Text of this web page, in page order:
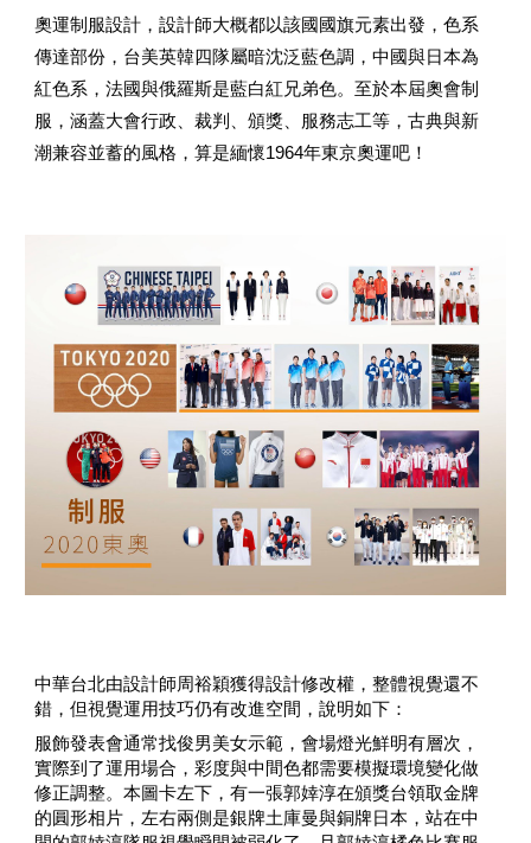
奧運制服設計，設計師大概都以該國國旗元素出發，色系
傳達部份，台美英韓四隊屬暗沈泛藍色調，中國與日本為
紅色系，法國與俄羅斯是藍白紅兄弟色。至於本屆奧會制
服，涵蓋大會行政、裁判、頒獎、服務志工等，古典與新
潮兼容並蓄的風格，算是緬懷1964年東京奧運吧！
中華台北由設計師周裕穎獲得設計修改權，整體視覺還不
錯，但視覺運用技巧仍有改進空間，說明如下：
服飾發表會通常找俊男美女示範，會場燈光鮮明有層次，
實際到了運用場合，彩度與中間色都需要模擬環境變化做
修正調整。本圖卡左下，有一張郭婞淳在頒獎台領取金牌
的圓形相片，左右兩側是銀牌土庫曼與銅牌日本，站在中